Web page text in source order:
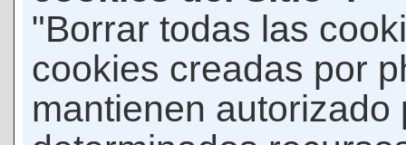
"Borrar todas las
cookies creadas por
mantienen autorizado